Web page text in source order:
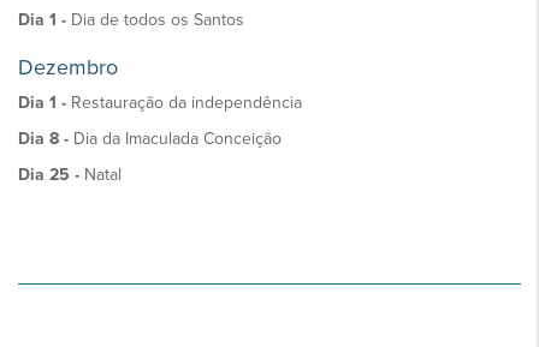
Dia 1 - Dia de todos os Santos
Dezembro
Dia 1 - Restauração da independência
Dia 8 - Dia da Imaculada Conceição
Dia 25 - Natal